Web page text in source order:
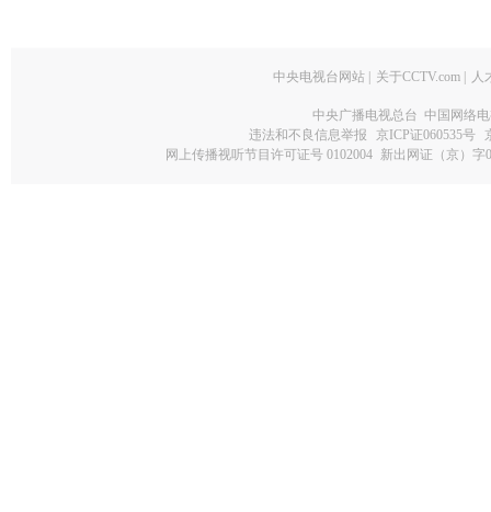
中央电视台网站 关于CCTV.com 人
中央广播电视总台 中国网络
违法和不良信息举报
京ICP证060535号
网上传播视听节目许可证号 0102004 新出网证（京）